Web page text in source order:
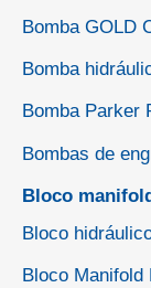
Bomba GOLD
Bomba
Bomba Parker
Bombas de
Bloco
Bloco
Bloco Manifold